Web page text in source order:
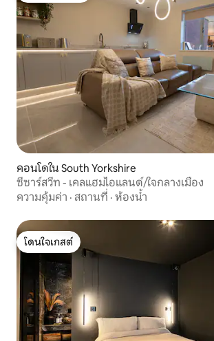
คอนโดใน South Yorkshire
ซีซาร์สวีท - เคลแฮมไอแลนด์/ใจกลางเมือง
ความคุ้มค่า · สถานที่ · ห้องน้ำ
โดนใจเกสต์
โดนใจเกสต์